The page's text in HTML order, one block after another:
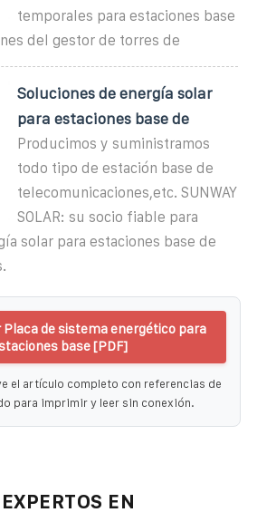
temporales para estaciones base
del gestor de torres de
Soluciones de energía solar
para estaciones base de
Producimos y suministramos
todo tipo de estación base de
telecomunicaciones,etc. SUNWAY
SOLAR: su socio fiable para
solar para estaciones base de
de sistema energético para
base [PDF]
el artículo completo con referencias de
para imprimir y leer sin conexión.
EN